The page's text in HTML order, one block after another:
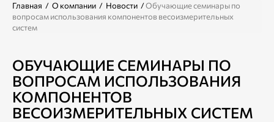
Главная / О компании / Новости /Обучающие семинары по
вопросам использования компонентов весоизмерительных
систем
ОБУЧАЮЩИЕ СЕМИНАРЫ ПО
ВОПРОСАМ ИСПОЛЬЗОВАНИЯ
КОМПОНЕНТОВ
ВЕСОИЗМЕРИТЕЛЬНЫХ СИСТЕМ